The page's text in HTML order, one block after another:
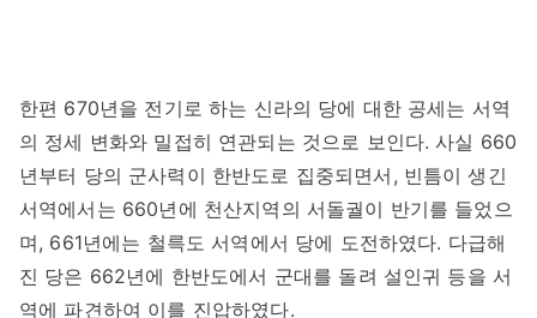
한편 670년을 전기로 하는 신라의 당에 대한 공세는 서역
의 정세 변화와 밀접히 연관되는 것으로 보인다. 사실 660
년부터 당의 군사력이 한반도로 집중되면서, 빈틈이 생긴
서역에서는 660년에 천산지역의 서돌궐이 반기를 들었으
며, 661년에는 철륵도 서역에서 당에 도전하였다. 다급해
진 당은 662년에 한반도에서 군대를 돌려 설인귀 등을 서
역에 파견하여 이를 진압하였다.